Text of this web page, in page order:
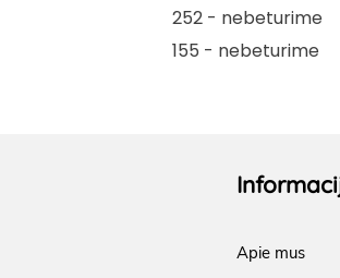
252 - nebeturime
155 - nebeturime
Apie mus